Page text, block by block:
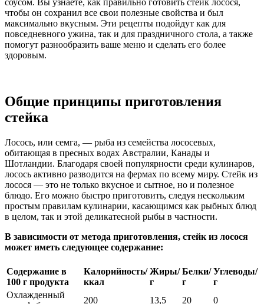
чтобы он сохранил все свои полезные свойства и был
максимально вкусным. Эти рецепты подойдут как для
повседневного ужина, так и для праздничного стола, а также
помогут разнообразить ваше меню и сделать его более
здоровым.
Общие принципы приготовления
стейка
Лосось, или семга, — рыба из семейства лососевых,
обитающая в пресных водах Австралии, Канады и
Шотландии. Благодаря своей популярности среди кулинаров,
лосось активно разводится на фермах по всему миру. Стейк из
лосося — это не только вкусное и сытное, но и полезное
блюдо. Его можно быстро приготовить, следуя нескольким
простым правилам кулинарии, касающимся как рыбных блюд
в целом, так и этой деликатесной рыбы в частности.
В зависимости от метода приготовления, стейк из лосося
может иметь следующее содержание:
Содержание в
100 г продукта
Калорийность/
ккал
Жиры/
г
Белки/
г
Углеводы/
г
Охлажденный
200 13,5 20
0